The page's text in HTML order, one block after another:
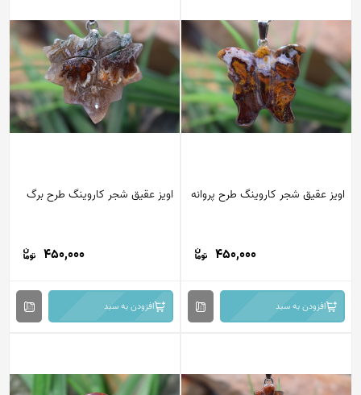
اویز عقیق شجر کاروینگ طرح پروانه
450,000
افزودن به سبد
اویز عقیق شجر کاروینگ طرح برگ
450,000
افزودن به سبد